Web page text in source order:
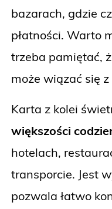
bazarach, gdzie
płatności. Warto
trzeba pamiętać,
może wiązać się
Karta z kolei
większości
hotelach,
transporcie. Jest
pozwala łatwo